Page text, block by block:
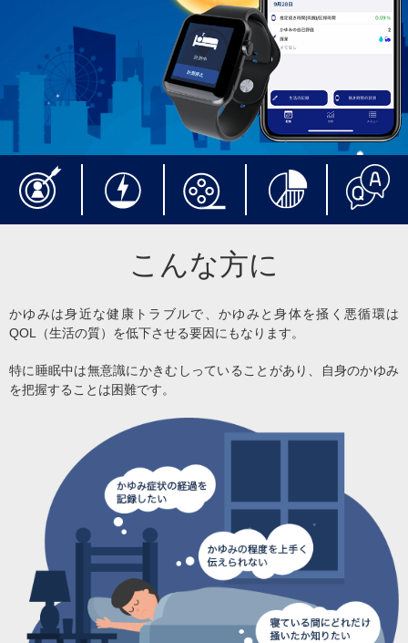
こんな方に
かゆみは身近な健康トラブルで、かゆみと身体を掻く悪循環は
QOL（生活の質）を低下させる要因にもなります。
特に睡眠中は無意識にかきむしっていることがあり、自身のかゆみ
を把握することは困難です。